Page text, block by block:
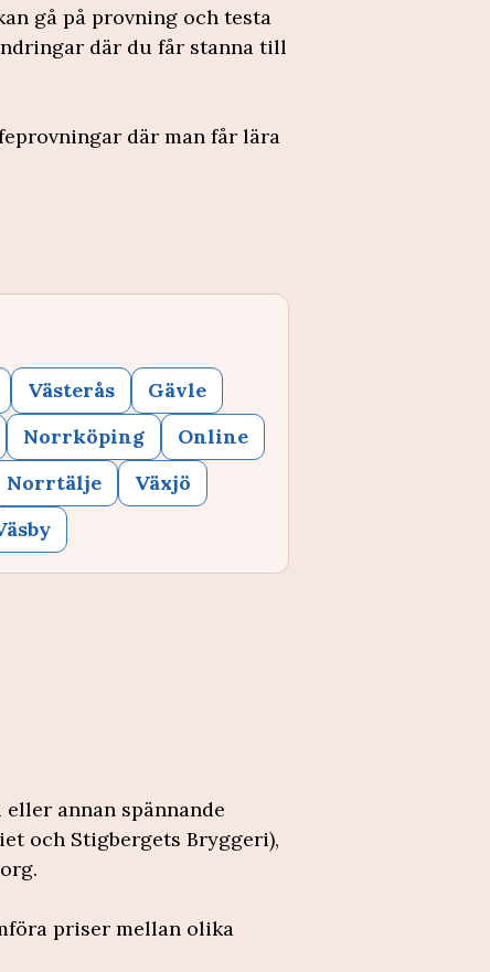
gå på provning och testa
där du får stanna till
där man får lära
Västerås
Gävle
Norrköping
Online
Norrtälje
Växjö
annan spännande
och Stigbergets Bryggeri),
priser mellan olika